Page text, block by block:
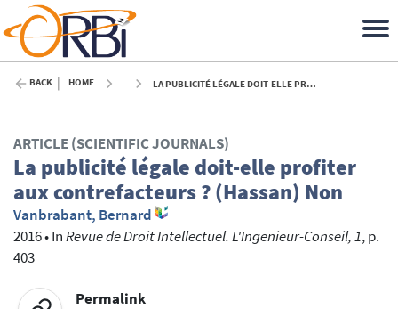
BACK HOME LA PUBLICITÉ LÉGALE DOIT-ELLE PROFITER AUX CONTREFACTEURS ? (HASSAN) NON - 2016
ARTICLE (SCIENTIFIC JOURNALS)
La publicité légale doit-elle profiter
aux contrefacteurs ? (Hassan) Non
Vanbrabant, Bernard
2016•InRevue de Droit Intellectuel. L'Ingenieur-Conseil, 1, p.
403
Permalink